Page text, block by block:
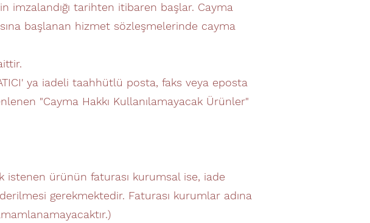
imzalandığı tarihten itibaren başlar. Cayma
başlanan hizmet sözleşmelerinde cayma
ya iadeli taahhütlü posta, faks veya eposta
"Cayma Hakkı Kullanılamayacak Ürünler"
istenen ürünün faturası kurumsal ise, iade
gerekmektedir. Faturası kurumlar adına